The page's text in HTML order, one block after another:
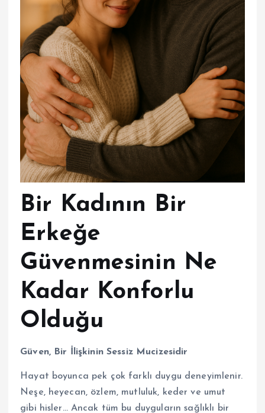
Bir Kadının Bir
Erkeğe
Güvenmesinin Ne
Kadar Konforlu
Olduğu
Güven, Bir İlişkinin Sessiz Mucizesidir
Hayat boyunca pek çok farklı duygu deneyimlenir.
Neşe, heyecan, özlem, mutluluk, keder ve umut
gibi hisler… Ancak tüm bu duyguların sağlıklı bir